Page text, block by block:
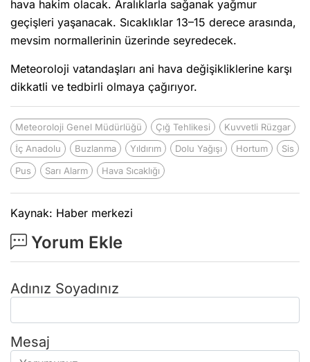
hava hakim olacak. Aralıklarla sağanak yağmur
geçişleri yaşanacak. Sıcaklıklar 13–15 derece arasında,
mevsim normallerinin üzerinde seyredecek.
Meteoroloji vatandaşları ani hava değişikliklerine karşı
dikkatli ve tedbirli olmaya çağırıyor.
Meteoroloji Genel Müdürlüğü Çığ Tehlikesi
Kuvvetli Rüzgar
İç Anadolu
Buzlanma Yıldırım Dolu Yağışı Hortum
Sis
Pus
Sarı Alarm Hava Sıcaklığı
Kaynak: Haber merkezi
Yorum Ekle
Adınız Soyadınız
Mesaj